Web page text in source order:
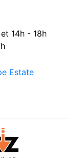
14h - 18h
Estate